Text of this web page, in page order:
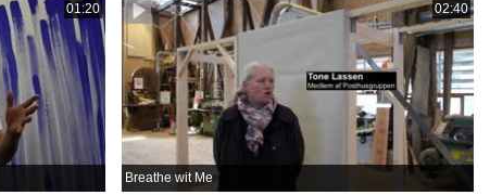
01:20 02:40
Breathe wit Me